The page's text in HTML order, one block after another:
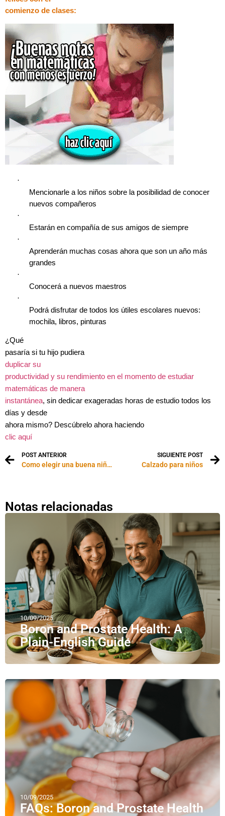
comienzo de clases:
·
Mencionarle a los niños sobre la posibilidad de conocer
nuevos compañeros
·
Estarán en compañía de sus amigos de siempre
·
Aprenderán muchas cosas ahora que son un año más
grandes
·
Conocerá a nuevos maestros
·
Podrá disfrutar de todos los útiles escolares nuevos:
mochila, libros, pinturas
¿Qué
pasaría si tu hijo pudiera
duplicar su
productividad y su rendimiento en el momento de estudiar
matemáticas de manera
instantánea, sin dedicar exageradas horas de estudio todos los
días y desde
ahora mismo? Descúbrelo ahora haciendo
clic aquí
POST ANTERIOR
Como elegir una buena niñera
SIGUIENTE POST
Calzado para niños
Notas relacionadas
10/09/2025
Boron and Prostate Health: A
Plain-English Guide
10/09/2025
FAQs: Boron and Prostate Health